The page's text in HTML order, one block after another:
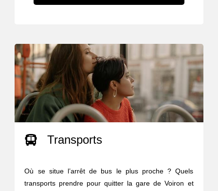
Transports
Où se situe l’arrêt de bus le plus proche ? Quels
transports prendre pour quitter la gare de Voiron et